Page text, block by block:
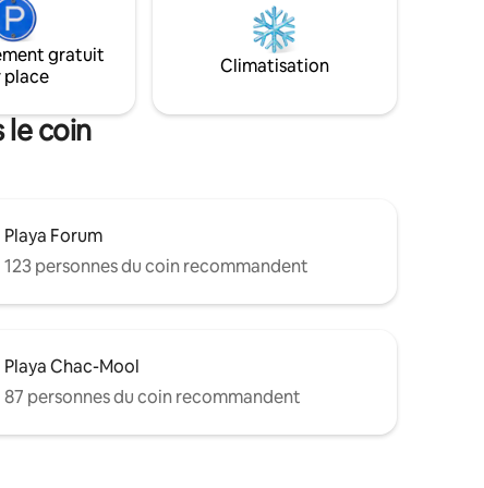
POUR
restaurant et un club de plage dans
l'immeuble. Une fusion de meubles en
bois exotiques et de marbre importé
rend cet endroit inégalé à Cancún.
gratuit
place
Climatisation
le coin
Playa Forum
123 personnes du coin recommandent
Playa Chac-Mool
87 personnes du coin recommandent